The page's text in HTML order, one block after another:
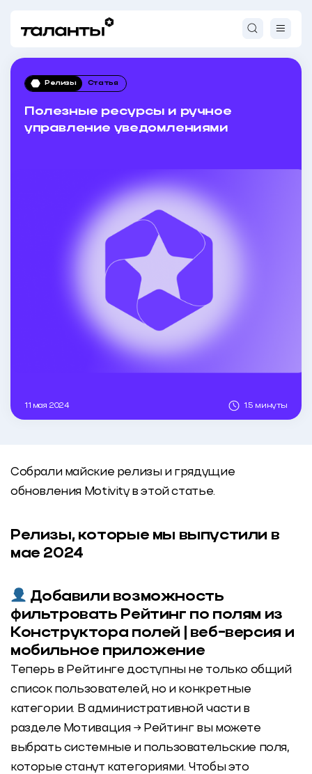
Релизы Статья
Полезные ресурсы и ручное
управление уведомлениями
11 мая 2024 1.5 минуты
Собрали майские релизы и грядущие
обновления Motivity в этой статье.
Релизы, которые мы выпустили в
мае 2024
Добавили возможность
фильтровать Рейтинг по полям из
Конструктора полей | веб-версия и
мобильное приложение
Теперь в Рейтинге доступны не только общий
список пользователей, но и конкретные
категории. В административной части в
разделе Мотивация → Рейтинг вы можете
выбрать системные и пользовательские поля,
которые станут категориями. Чтобы это